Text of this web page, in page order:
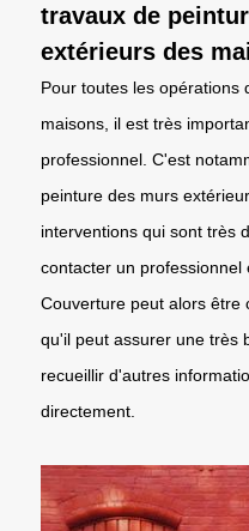
travaux de
extérieurs des
Pour toutes les opérations
maisons, il est très
professionnel. C'est
peinture des murs
interventions qui sont très
contacter un professionnel
Couverture peut alors être
qu'il peut assurer une très
recueillir d'autres
directement.